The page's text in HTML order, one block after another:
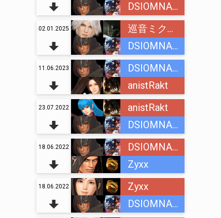
DSIOMNAINC
02.01.2025
巡音ミクオ (Megurine Mikuo)
DSIOMNAINC
11.06.2023
DSIOMNAINC
anistRakt
23.07.2022
anistRakt
DSIOMNAINC
18.06.2022
DSIOMNAINC
Zyxx
18.06.2022
Zyxx
DSIOMNAINC